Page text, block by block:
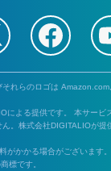
れらのロゴは
による提供です。 本サービ
。株式会社DIGITALIOが提
がかかる場合がございます。
標です。